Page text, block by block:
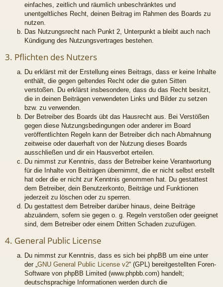
einfaches, zeitlich und räumlich unbeschränktes und
unentgeltliches Recht, deinen Beitrag im Rahmen des Boards zu
nutzen.
Das Nutzungsrecht nach Punkt 2, Unterpunkt a bleibt auch nach
Kündigung des Nutzungsvertrages bestehen.
3. Pflichten des Nutzers
Du erklärst mit der Erstellung eines Beitrags, dass er keine Inhalte
enthält, die gegen geltendes Recht oder die guten Sitten
verstoßen. Du erklärst insbesondere, dass du das Recht besitzt,
die in deinen Beiträgen verwendeten Links und Bilder zu setzen
bzw. zu verwenden.
Der Betreiber des Boards übt das Hausrecht aus. Bei Verstößen
gegen diese Nutzungsbedingungen oder anderer im Board
veröffentlichten Regeln kann der Betreiber dich nach Abmahnung
zeitweise oder dauerhaft von der Nutzung dieses Boards
ausschließen und dir ein Hausverbot erteilen.
Du nimmst zur Kenntnis, dass der Betreiber keine Verantwortung
für die Inhalte von Beiträgen übernimmt, die er nicht selbst erstellt
hat oder die er nicht zur Kenntnis genommen hat. Du gestattest
dem Betreiber, dein Benutzerkonto, Beiträge und Funktionen
jederzeit zu löschen oder zu sperren.
Du gestattest dem Betreiber darüber hinaus, deine Beiträge
abzuändern, sofern sie gegen o. g. Regeln verstoßen oder geeignet
sind, dem Betreiber oder einem Dritten Schaden zuzufügen.
4. General Public License
Du nimmst zur Kenntnis, dass es sich bei phpBB um eine unter
der „GNU General Public License v2“ (GPL) bereitgestellten Foren-
Software von phpBB Limited (www.phpbb.com) handelt;
deutschsprachige Informationen werden durch die